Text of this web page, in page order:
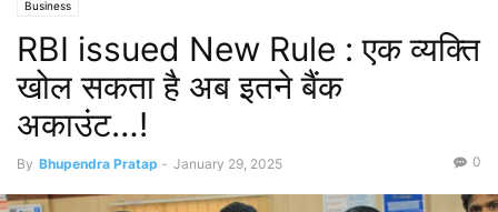
Business
RBI issued New Rule : एक व्यक्ति
खोल सकता है अब इतने बैंक
अकाउंट…!
By Bhupendra Pratap - January 29, 2025 0